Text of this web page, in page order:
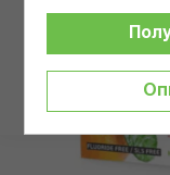
изображенията